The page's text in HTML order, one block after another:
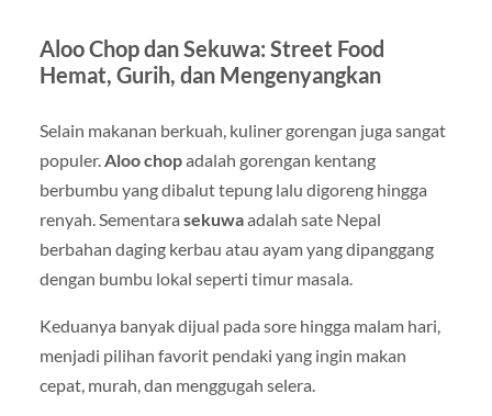
Aloo Chop dan Sekuwa: Street Food
Hemat, Gurih, dan Mengenyangkan
Selain makanan berkuah, kuliner gorengan juga sangat
populer. Aloo chopadalah gorengan kentang
berbumbu yang dibalut tepung lalu digoreng hingga
renyah. Sementara sekuwaadalah sate Nepal
berbahan daging kerbau atau ayam yang dipanggang
dengan bumbu lokal seperti timur masala.
Keduanya banyak dijual pada sore hingga malam hari,
menjadi pilihan favorit pendaki yang ingin makan
cepat, murah, dan menggugah selera.